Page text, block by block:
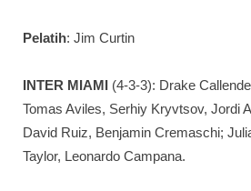
Pelatih: Jim Curtin
INTER MIAMI (4-3-3): Drake
Tomas Aviles, Serhiy Kryvtsov, Jordi
David Ruiz, Benjamin Cremaschi;
Taylor, Leonardo Campana.